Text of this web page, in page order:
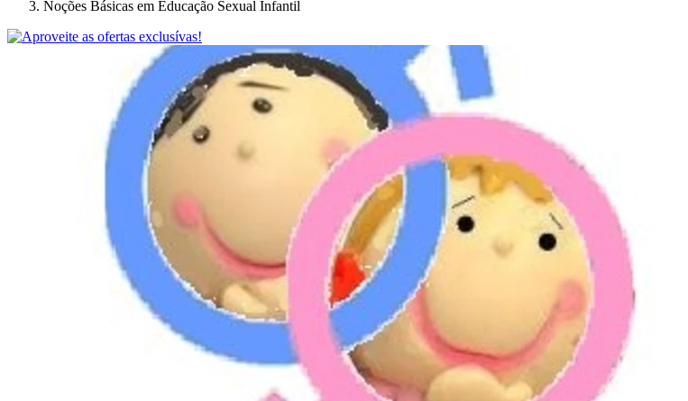
Noções Básicas em Educação Sexual Infantil